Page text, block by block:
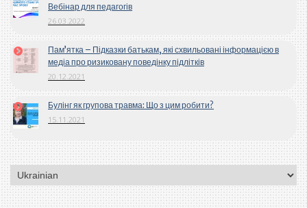
Вебінар для педагогів
26.03.2022
Пам’ятка – Підказки батькам, які схвильовані інформацією в
медіа про ризиковану поведінку підлітків
20.12.2021
Булінг як групова травма: Що з цим робити?
15.11.2021
Вибрати
мову